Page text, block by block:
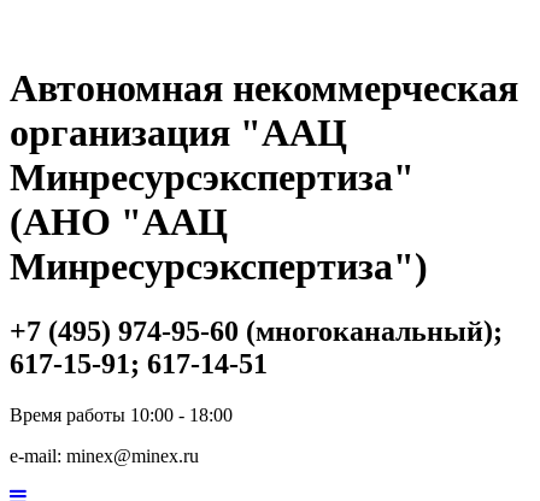
Автономная некоммерческая
организация "ААЦ
Минресурсэкспертиза"
(АНО "ААЦ
Минресурсэкспертиза")
+7 (495) 974-95-60 (многоканальный);
617-15-91; 617-14-51
Время работы 10:00 - 18:00
e-mail: minex@minex.ru